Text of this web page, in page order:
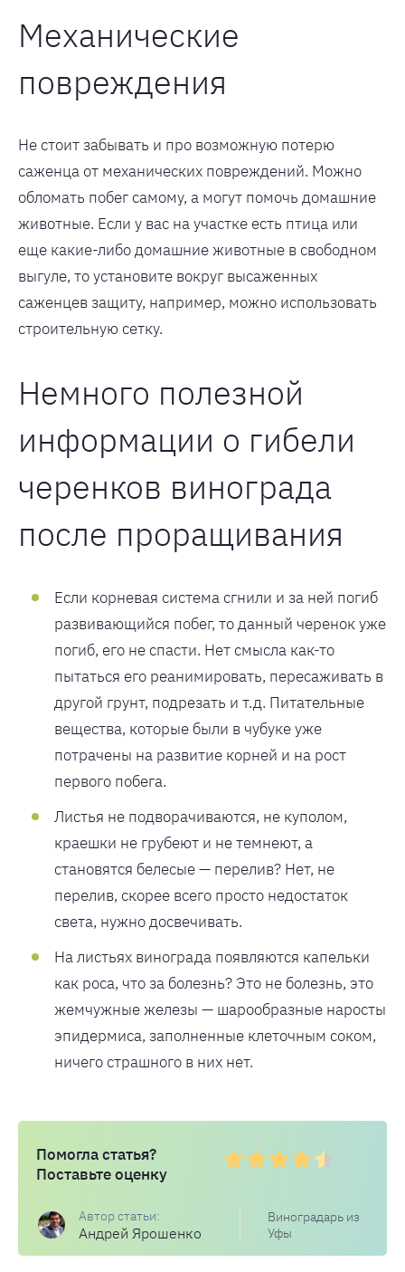
Механические
повреждения
Не стоит забывать и про возможную потерю
саженца от механических повреждений. Можно
обломать побег самому, а могут помочь домашние
животные. Если у вас на участке есть птица или
еще какие-либо домашние животные в свободном
выгуле, то установите вокруг высаженных
саженцев защиту, например, можно использовать
строительную сетку.
Немного полезной
информации о гибели
черенков винограда
после проращивания
Если корневая система сгнили и за ней погиб
развивающийся побег, то данный черенок уже
погиб, его не спасти. Нет смысла как-то
пытаться его реанимировать, пересаживать в
другой грунт, подрезать и т.д. Питательные
вещества, которые были в чубуке уже
потрачены на развитие корней и на рост
первого побега.
Листья не подворачиваются, не куполом,
краешки не грубеют и не темнеют, а
становятся белесые — перелив? Нет, не
перелив, скорее всего просто недостаток
света, нужно досвечивать.
На листьях винограда появляются капельки
как роса, что за болезнь? Это не болезнь, это
жемчужные железы — шарообразные наросты
эпидермиса, заполненные клеточным соком,
ничего страшного в них нет.
Помогла статья?
Поставьте оценку
Андрей Ярошенко
Виноградарь из
Уфы